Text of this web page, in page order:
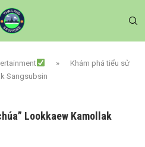
»
Khám phá tiểu sử
Sangsubsin
Lookkaew Kamollak